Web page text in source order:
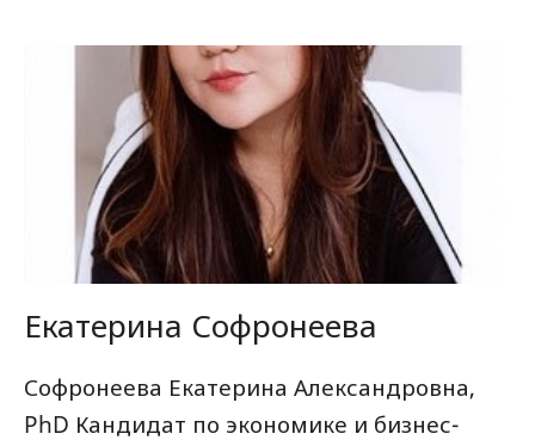
Екатерина Софронеева
Софронеева Екатерина Александровна,
PhD Кандидат по экономике и бизнес-